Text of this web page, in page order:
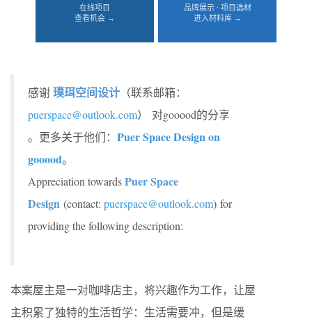
在线项目
查看机会 →
品牌展示 · 项目选材
进入材料库 →
感谢璞珥空间设计 （联系邮箱：
puerspace@outlook.com） 对gooood的分享
。更多关于他们： Puer Space Design on
gooood。
Appreciation towardsPuer Space
Design (contact: puerspace@outlook.com) for
providing the following description:
本案屋主是一对咖啡店主，将兴趣作为工作，让屋
主积累了独特的生活哲学：生活需要冲，但是缓